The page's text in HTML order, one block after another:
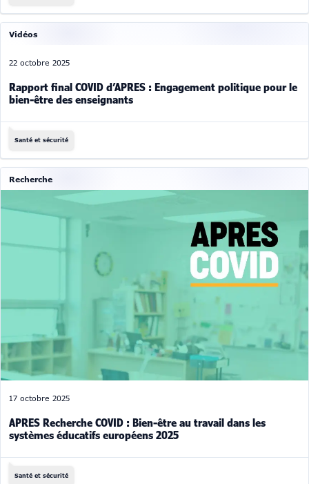
Vidéos
22 octobre 2025
Rapport final COVID d’APRES : Engagement politique pour le
bien-être des enseignants
Santé et sécurité
Recherche
17 octobre 2025
APRES Recherche COVID : Bien-être au travail dans les
systèmes éducatifs européens 2025
Santé et sécurité